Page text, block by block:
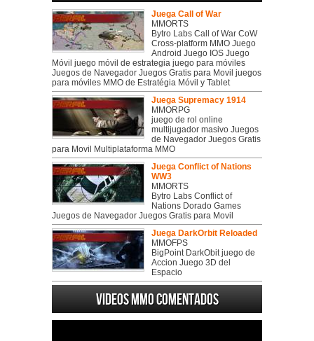
Juega Call of War
MMORTS
Bytro Labs Call of War CoW
Cross-platform MMO Juego
Android Juego IOS Juego
Móvil juego móvil de estrategia juego para móviles
Juegos de Navegador Juegos Gratis para Movil juegos
para móviles MMO de Estratégia Móvil y Tablet
Juega Supremacy 1914
MMORPG
juego de rol online
multijugador masivo Juegos
de Navegador Juegos Gratis
para Movil Multiplataforma MMO
Juega Conflict of Nations
WW3
MMORTS
Bytro Labs Conflict of
Nations Dorado Games
Juegos de Navegador Juegos Gratis para Movil
Juega DarkOrbit Reloaded
MMOFPS
BigPoint DarkObit juego de
Accion Juego 3D del
Espacio
Videos MMO Comentados